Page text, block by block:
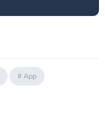
# App